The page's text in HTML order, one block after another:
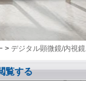
グループ化されていない
製品L
電話のaccessroiesL
> デジタル顕微鏡/内視鏡
覧する